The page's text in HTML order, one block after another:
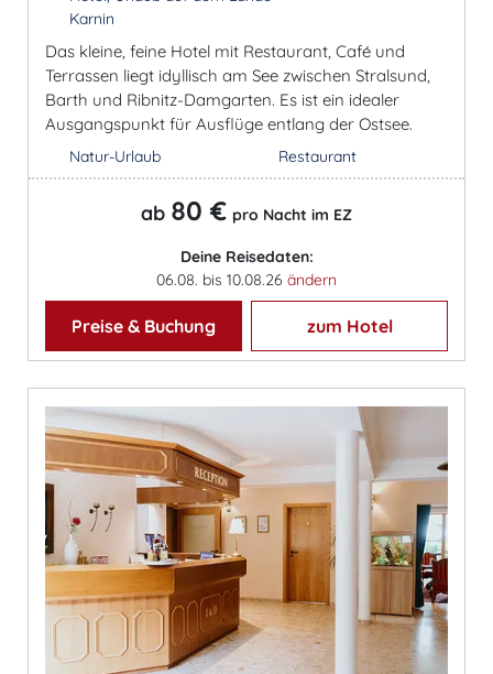
Karnin
Das kleine, feine Hotel mit Restaurant, Café und
Terrassen liegt idyllisch am See zwischen Stralsund,
Barth und Ribnitz-Damgarten. Es ist ein idealer
Ausgangspunkt für Ausflüge entlang der Ostsee.
Natur-Urlaub Restaurant
ab 80 € pro Nacht im EZ
Deine Reisedaten:
06.08. bis 10.08.26 ändern
Preise & Buchung zum Hotel